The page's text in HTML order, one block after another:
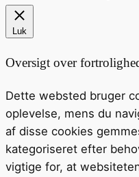
Luk
Oversigt over
Dette websted bruger
oplevelse, mens du
af disse cookies
kategoriseret efter
vigtige for, at